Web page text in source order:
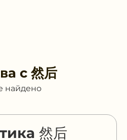
с 然后
найдено
然后